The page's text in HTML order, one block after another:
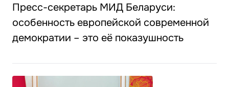
Пресс-секретарь МИД Беларуси:
особенность европейской современной
демократии – это её показушность